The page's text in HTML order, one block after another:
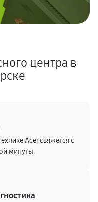
центра в
Acer свяжется с
минуты.